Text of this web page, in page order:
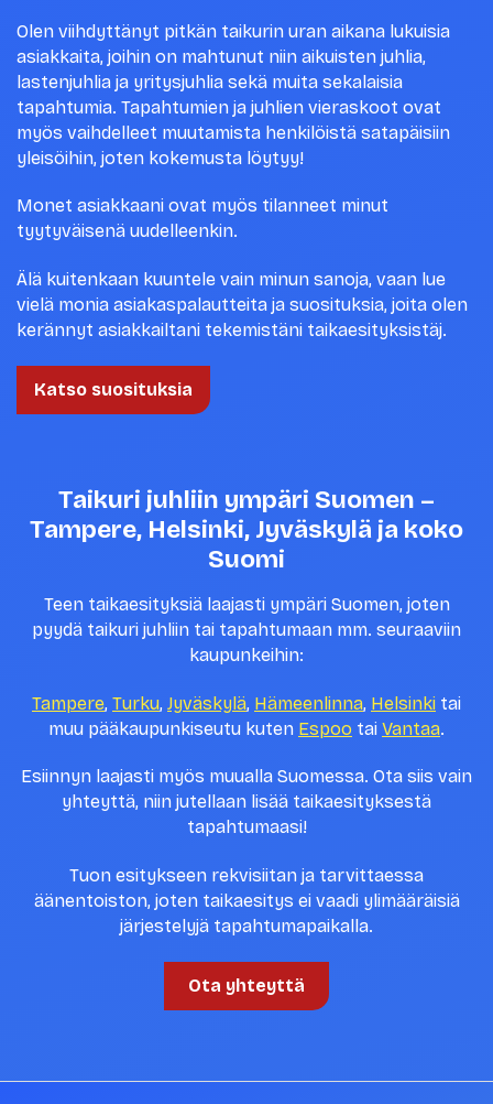
Olen viihdyttänyt pitkän taikurin uran aikana lukuisia
asiakkaita, joihin on mahtunut niin aikuisten juhlia,
lastenjuhlia ja yritysjuhlia sekä muita sekalaisia
tapahtumia. Tapahtumien ja juhlien vieraskoot ovat
myös vaihdelleet muutamista henkilöistä satapäisiin
yleisöihin, joten kokemusta löytyy!
Monet asiakkaani ovat myös tilanneet minut
tyytyväisenä uudelleenkin.
Älä kuitenkaan kuuntele vain minun sanoja, vaan lue
vielä monia asiakaspalautteita ja suosituksia, joita olen
kerännyt asiakkailtani tekemistäni taikaesityksistäj.
Katso suosituksia
Taikuri juhliin ympäri Suomen –
Tampere, Helsinki, Jyväskylä ja koko
Suomi
Teen taikaesityksiä laajasti ympäri Suomen, joten
pyydä taikuri juhliin tai tapahtumaan mm. seuraaviin
kaupunkeihin:
Tampere, Turku, Jyväskylä, Hämeenlinna, Helsinki tai
muu pääkaupunkiseutu kuten Espoo tai Vantaa.
Esiinnyn laajasti myös muualla Suomessa. Ota siis vain
yhteyttä, niin jutellaan lisää taikaesityksestä
tapahtumaasi!
Tuon esitykseen rekvisiitan ja tarvittaessa
äänentoiston, joten taikaesitys ei vaadi ylimääräisiä
järjestelyjä tapahtumapaikalla.
Ota yhteyttä